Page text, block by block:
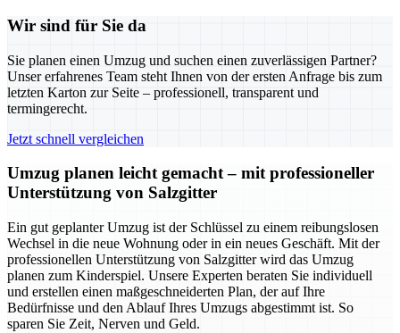
Wir sind für Sie da
Sie planen einen Umzug und suchen einen zuverlässigen Partner?
Unser erfahrenes Team steht Ihnen von der ersten Anfrage bis zum
letzten Karton zur Seite – professionell, transparent und
termingerecht.
Jetzt schnell vergleichen
Umzug planen leicht gemacht – mit professioneller
Unterstützung von Salzgitter
Ein gut geplanter Umzug ist der Schlüssel zu einem reibungslosen
Wechsel in die neue Wohnung oder in ein neues Geschäft. Mit der
professionellen Unterstützung von Salzgitter wird das Umzug
planen zum Kinderspiel. Unsere Experten beraten Sie individuell
und erstellen einen maßgeschneiderten Plan, der auf Ihre
Bedürfnisse und den Ablauf Ihres Umzugs abgestimmt ist. So
sparen Sie Zeit, Nerven und Geld.